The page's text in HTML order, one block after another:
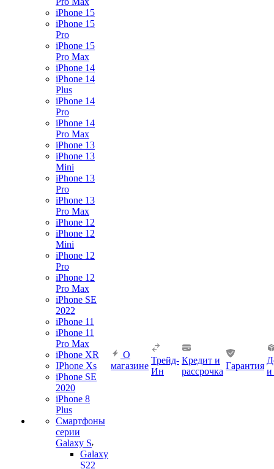
iPhone 15
iPhone 15
Pro
iPhone 15
Pro Max
iPhone 14
iPhone 14
Plus
iPhone 14
Pro
iPhone 14
Pro Max
iPhone 13
iPhone 13
Mini
iPhone 13
Pro
iPhone 13
Pro Max
iPhone 12
iPhone 12
Mini
iPhone 12
Pro
iPhone 12
Pro Max
iPhone SE
2022
iPhone 11
iPhone 11
Pro Max
iPhone XR
IPhone Xs
iPhone SE
2020
iPhone 8
Plus
Смартфоны
серии
Galaxy S
Galaxy
S22
О
магазине
Трейд-
Ин
Кредит и
рассрочка
Гарантия
и